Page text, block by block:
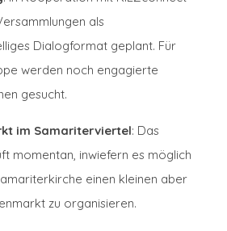
als
Dialogformat geplant. Für
werden noch engagierte
gesucht.
im Samariterviertel: Das
momentan, inwiefern es möglich
einen kleinen aber
zu organisieren.